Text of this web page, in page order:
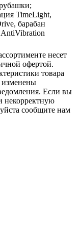
TimeLight,
барабан
несет
офертой.
товара
изменены
Если вы
некорректную
сообщите нам